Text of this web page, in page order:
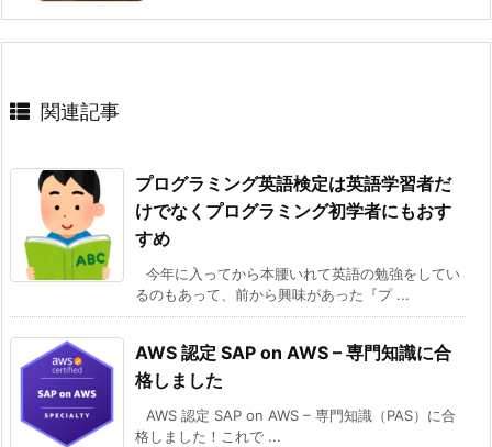
関連記事
プログラミング英語検定は英語学習者だ
けでなくプログラミング初学者にもおす
すめ
今年に入ってから本腰いれて英語の勉強をしてい
るのもあって、前から興味があった『プ ...
AWS 認定 SAP on AWS – 専門知識に合
格しました
AWS 認定 SAP on AWS – 専門知識（PAS）に合
格しました！これで ...